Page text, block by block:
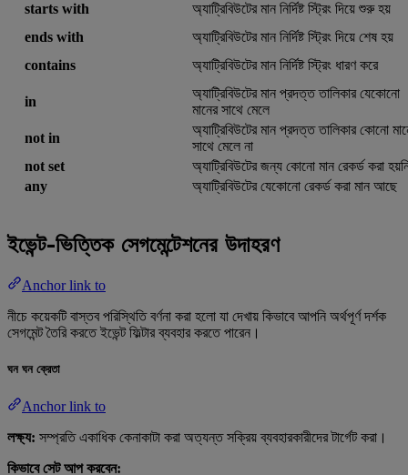
starts with
অ্যাট্রিবিউটের মান নির্দিষ্ট স্ট্রিং দিয়ে শুরু হয়
ends with
অ্যাট্রিবিউটের মান নির্দিষ্ট স্ট্রিং দিয়ে শেষ হয়
contains
অ্যাট্রিবিউটের মান নির্দিষ্ট স্ট্রিং ধারণ করে
in
অ্যাট্রিবিউটের মান প্রদত্ত তালিকার যেকোনো
মানের সাথে মেলে
not in
অ্যাট্রিবিউটের মান প্রদত্ত তালিকার কোনো
সাথে মেলে না
not set
অ্যাট্রিবিউটের জন্য কোনো মান রেকর্ড করা
any
অ্যাট্রিবিউটের যেকোনো রেকর্ড করা মান আছে
ইভেন্ট-ভিত্তিক সেগমেন্টেশনের উদাহরণ
Anchor link to
নীচে কয়েকটি বাস্তব পরিস্থিতি বর্ণনা করা হলো যা দেখায় কিভাবে আপনি অর্থপূর্ণ দর্শক
সেগমেন্ট তৈরি করতে ইভেন্ট ফিল্টার ব্যবহার করতে পারেন।
ঘন ঘন ক্রেতা
Anchor link to
লক্ষ্য: সম্প্রতি একাধিক কেনাকাটা করা অত্যন্ত সক্রিয় ব্যবহারকারীদের টার্গেট করা।
কিভাবে সেট আপ করবেন: